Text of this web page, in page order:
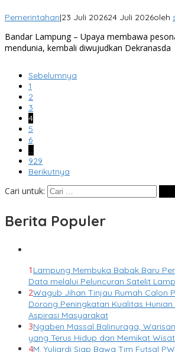
Pemerintahan|23 Juli 202624 Juli 2026oleh
Bandar Lampung – Upaya membawa
mendunia, kembali diwujudkan Dekranasda
Sebelumnya
1
2
3
4
5
6
…
929
Berikutnya
Cari untuk:
Berita Populer
1 Lampung Membuka Babak Baru
Data melalui Peluncuran Satelit
2Wagub Jihan Tinjau Rumah Calon
Dorong Peningkatan Kualitas
Aspirasi Masyarakat
3Ngaben Massal Balinuraga,
yang Terus Hidup dan Memikat
4M. Yuliardi Siap Bawa Tim Futsal